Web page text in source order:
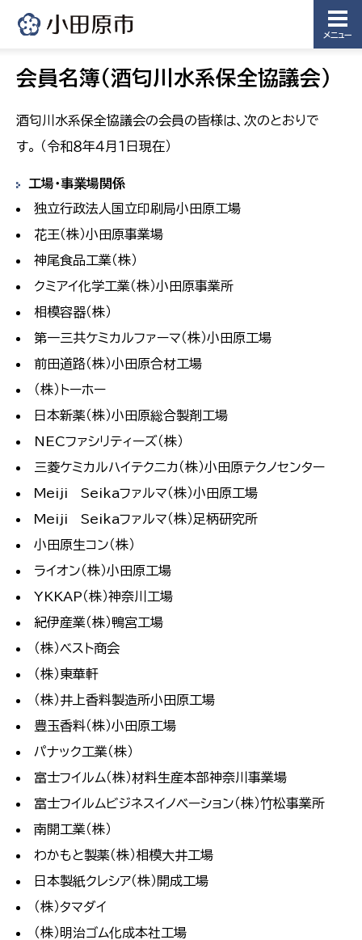
メニュー
会員名簿（酒匂川水系保全協議会）
酒匂川水系保全協議会の会員の皆様は、次のとおりで
す。 （令和８年４月１日現在）
工場・事業場関係
独立行政法人国立印刷局小田原工場
花王（株）小田原事業場
神尾食品工業（株）
クミアイ化学工業（株）小田原事業所
相模容器（株）
第一三共ケミカルファーマ（株）小田原工場
前田道路（株）小田原合材工場
（株）トーホー
日本新薬（株）小田原総合製剤工場
NECファシリティーズ（株）
三菱ケミカルハイテクニカ（株）小田原テクノセンター
Meiji Seikaファルマ（株）小田原工場
Meiji Seikaファルマ（株）足柄研究所
小田原生コン（株）
ライオン（株）小田原工場
YKKAP（株）神奈川工場
紀伊産業（株）鴨宮工場
（株）ベスト商会
（株）東華軒
（株）井上香料製造所小田原工場
豊玉香料（株）小田原工場
パナック工業（株）
富士フイルム（株）材料生産本部神奈川事業場
富士フイルムビジネスイノベーション（株）竹松事業所
南開工業（株）
わかもと製薬（株）相模大井工場
日本製紙クレシア（株）開成工場
（株）タマダイ
（株）明治ゴム化成本社工場